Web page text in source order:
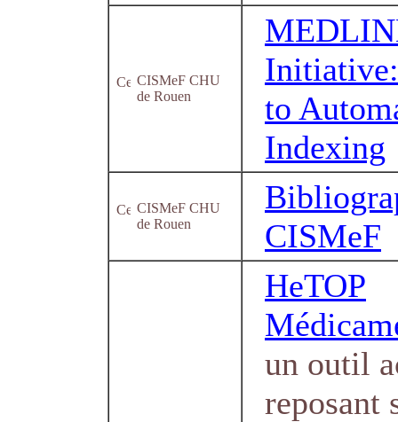
CISMeF CHU
de Rouen
to
Indexing
CISMeF CHU
de Rouen
CISMeF
HeTOP
un outil
reposant